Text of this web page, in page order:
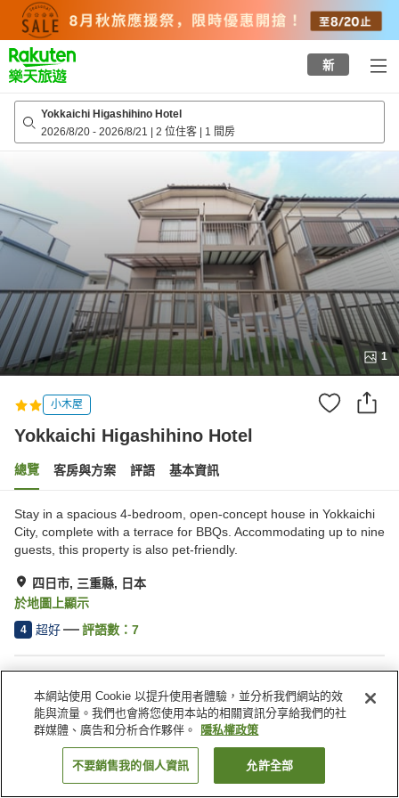
top
page
新
Yokkaichi Higashihino Hotel
2026/8/20 - 2026/8/21 | 2 位住客 | 1 間房
1
小木屋
Yokkaichi Higashihino Hotel
總覽 客房與方案 評語 基本資訊
Stay in a spacious 4-bedroom, open-concept house in Yokkaichi
City, complete with a terrace for BBQs. Accommodating up to nine
guests, this property is also pet-friendly.
四日市, 三重縣, 日本
於地圖上顯示
4 超好 評語數： 7
停車場 寵物友善
找客房
本網站使用 Cookie 以提升使用者體驗，並分析我們網站的效
能與流量。我們也會將您使用本站的相關資訊分享給我們的社
群媒體、廣告和分析合作夥伴。
隱私權政策
不要銷售我的個人資訊 允許全部